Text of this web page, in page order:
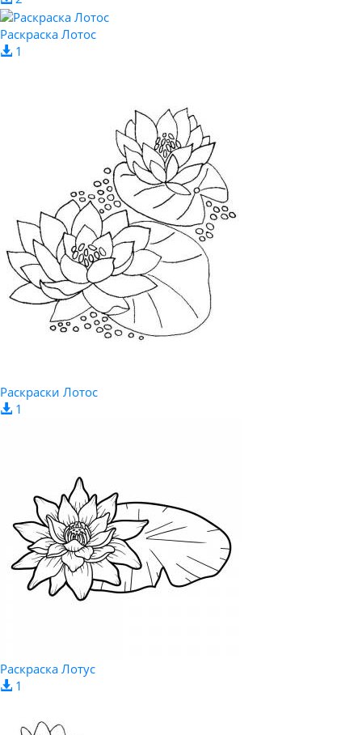
Раскраска Лотос
1
Раскраски Лотос
1
Раскраска Лотус
1